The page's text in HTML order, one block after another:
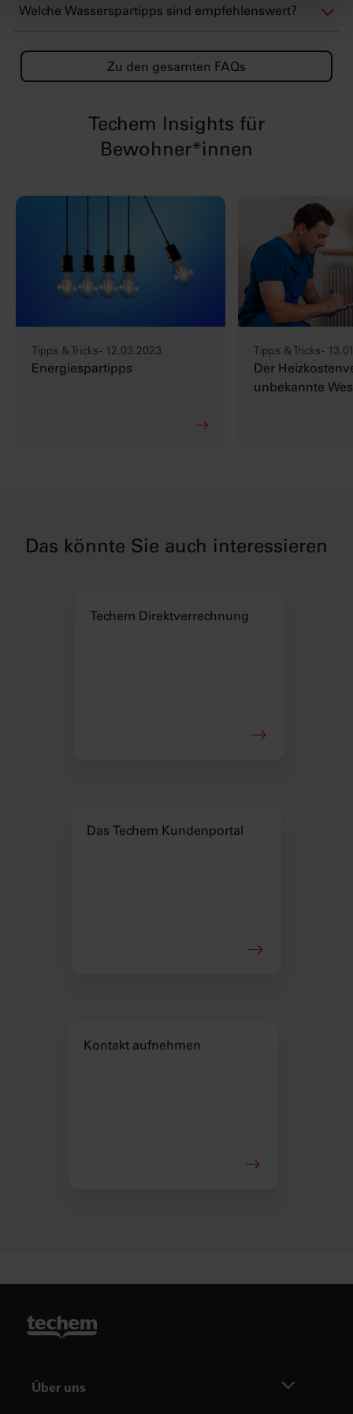
Welche Wasserspartipps sind empfehlenswert?
Zu den gesamten FAQs
Techem Insights für
Bewohner*innen
Tipps & Tricks - 12.03.2023
Energiespartipps
Tipps & Tricks -
Der
unbekannte
Das könnte Sie auch interessieren
Techem Direktverrechnung
Das Techem Kundenportal
Kontakt aufnehmen
Über uns